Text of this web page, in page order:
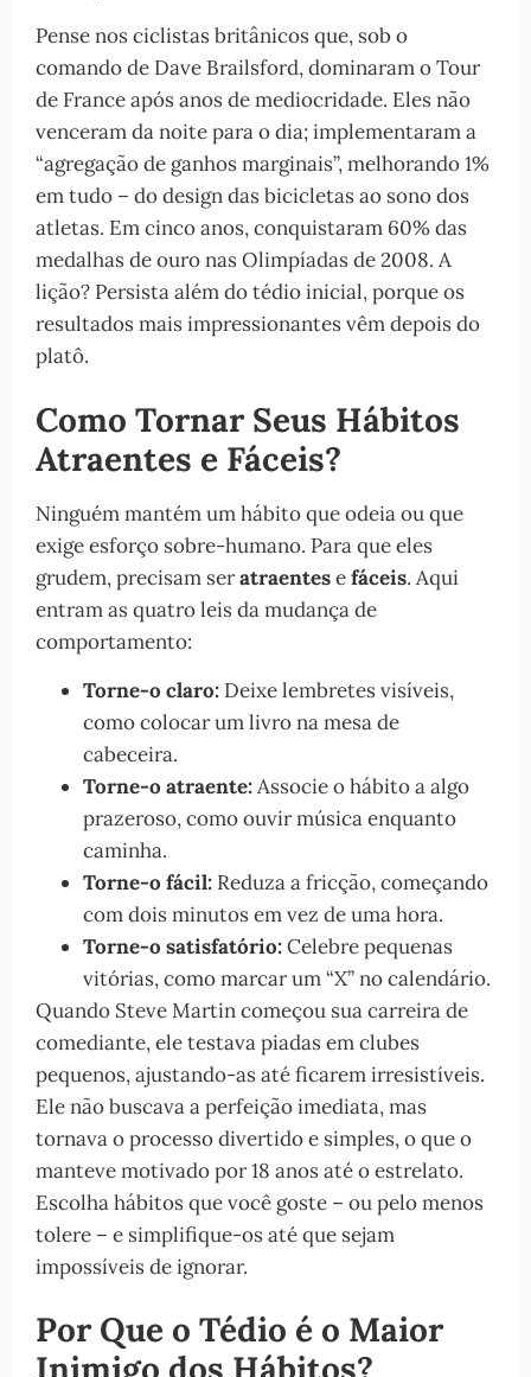
Pense nos ciclistas britânicos que, sob o
comando de Dave Brailsford, dominaram o Tour
de France após anos de mediocridade. Eles não
venceram da noite para o dia; implementaram a
“agregação de ganhos marginais”, melhorando 1%
em tudo – do design das bicicletas ao sono dos
atletas. Em cinco anos, conquistaram 60% das
medalhas de ouro nas Olimpíadas de 2008. A
lição? Persista além do tédio inicial, porque os
resultados mais impressionantes vêm depois do
platô.
Como Tornar Seus Hábitos
Atraentes e Fáceis?
Ninguém mantém um hábito que odeia ou que
exige esforço sobre-humano. Para que eles
grudem, precisam seratraentesefáceis. Aqui
entram as quatro leis da mudança de
comportamento:
Torne-o claro: Deixe lembretes visíveis,
como colocar um livro na mesa de
cabeceira.
Torne-o atraente:Associe o hábito a algo
prazeroso, como ouvir música enquanto
caminha.
Torne-o fácil: Reduza a fricção, começando
com dois minutos em vez de uma hora.
Torne-o satisfatório:Celebre pequenas
vitórias, como marcar um “X” no calendário.
Quando Steve Martin começou sua carreira de
comediante, ele testava piadas em clubes
pequenos, ajustando-as até ficarem irresistíveis.
Ele não buscava a perfeição imediata, mas
tornava o processo divertido e simples, o que o
manteve motivado por 18 anos até o estrelato.
Escolha hábitos que você goste – ou pelo menos
tolere – e simplifique-os até que sejam
impossíveis de ignorar.
Por Que o Tédio é o Maior